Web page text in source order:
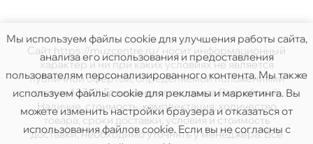
Сайт https://muzcentre.ru/ носит информационный
характер и ни при каких условиях не является
публичной офертой, определяемой положениями
статьи 437(2) Гражданского кодекса Российской.
Наличие, стоимость, комплектация, количество
товара, сроки доставки, условия и стоимость
доставки, необходимо уточнять у менеджера. Все
Мы используем файлы cookie для улучшения работы сайта,
анализа его использования и предоставления
пользователям персонализированного контента. Мы также
используем файлы cookie для рекламы и маркетинга. Вы
можете изменить настройки браузера и отказаться от
использования файлов cookie. Если вы не согласны с